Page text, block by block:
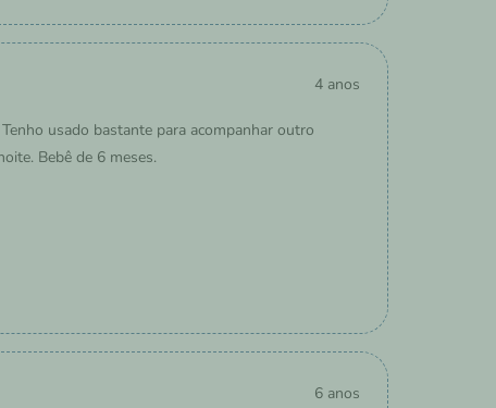
4 anos
usado bastante para acompanhar outro
Bebê de 6 meses.
6 anos